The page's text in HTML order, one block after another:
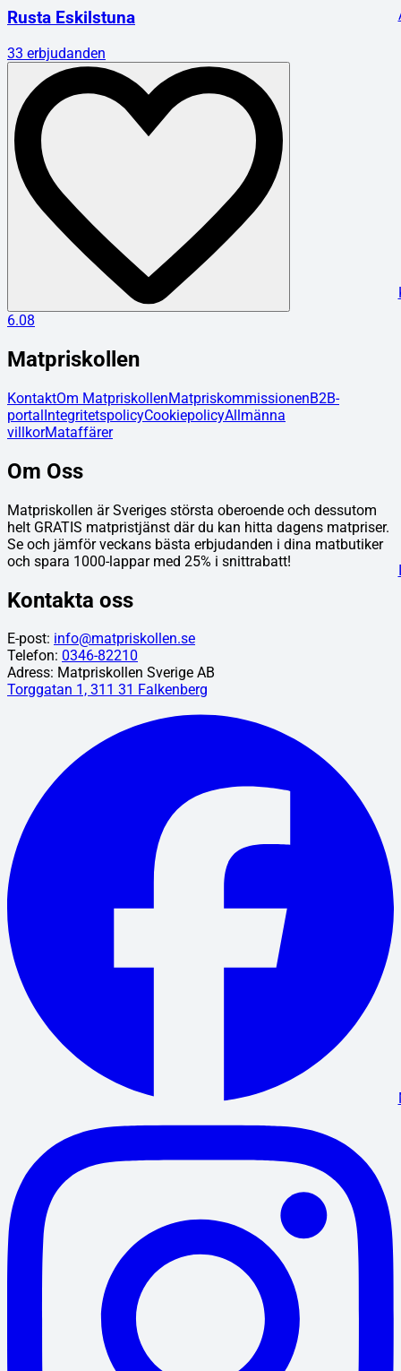
Rusta Eskilstuna
33 erbjudanden
6.08
Matpriskollen
KontaktOm MatpriskollenMatpriskommissionenB2B-
portalIntegritetspolicyCookiepolicyAllmänna
villkorMataffärer
Om Oss
Matpriskollen är Sveriges största oberoende och dessutom
helt GRATIS matpristjänst där du kan hitta dagens matpriser.
Se och jämför veckans bästa erbjudanden i dina matbutiker
och spara 1000-lappar med 25% i snittrabatt!
Kontakta oss
E-post: info@matpriskollen.se
Telefon: 0346-82210
Adress: Matpriskollen Sverige AB
Torggatan 1, 311 31 Falkenberg